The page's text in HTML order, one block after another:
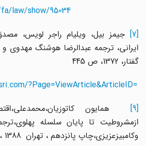
fa/law/show/95034
[7]جیمز بیل، ویلیام راجر لویس، مصدق،
ایرانی، ترجمه عبدالرضا هوشنگ مهدوی و
گفتار، 1372، ص 445
?Page=ViewArticle&ArticleID=
[9]همایون
ازمشروطیت تا پایان سلسله
وکامبیزعزیزی،چاپ پانزدهم ، تهران 1388 ، صفحه 370